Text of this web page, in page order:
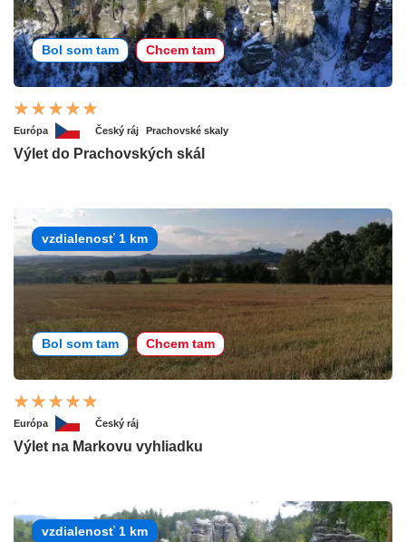
Bol som tam Chcem tam
Európa Český ráj Prachovské skaly
Výlet do Prachovských skál
vzdialenosť 1 km
Bol som tam Chcem tam
Európa Český ráj
Výlet na Markovu vyhliadku
vzdialenosť 1 km